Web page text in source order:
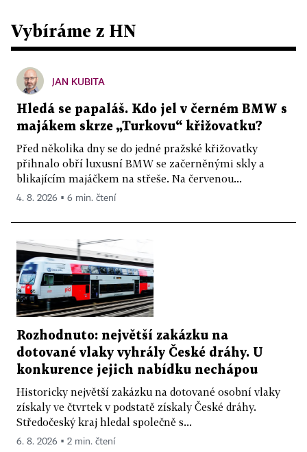
Vybíráme z HN
JAN KUBITA
Hledá se papaláš. Kdo jel v černém BMW s
majákem skrze „Turkovu“ křižovatku?
Před několika dny se do jedné pražské křižovatky
přihnalo obří luxusní BMW se začerněnými skly a
blikajícím majáčkem na střeše. Na červenou...
4. 8. 2026 ▪ 6 min. čtení
Rozhodnuto: největší zakázku na
dotované vlaky vyhrály České dráhy. U
konkurence jejich nabídku nechápou
Historicky největší zakázku na dotované osobní vlaky
získaly ve čtvrtek v podstatě získaly České dráhy.
Středočeský kraj hledal společně s...
6. 8. 2026 ▪ 2 min. čtení